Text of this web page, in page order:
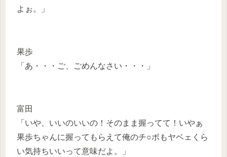
よぉ。」
果歩
「あ・・・ご、ごめんなさい・・・」
富田
「いや、いいのいいの！そのまま握ってて！いやぁ
果歩ちゃんに握ってもらえて俺のチ○ボもヤベェくら
い気持ちいいって意味だよ。」